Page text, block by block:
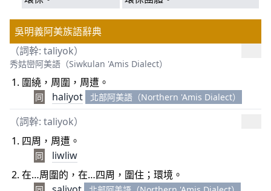
吳明義阿美族語辭典
（詞幹: taliyok）
秀姑巒阿美語（Siwkulan 'Amis Dialect）
圍繞，周圍，周遭。
同 haliyot 北部阿美語（Northern 'Amis Dialect）
（詞幹: taliyok）
四周，周遭。
同
liwliw
在…周圍的，在…四周，圍住；環境。